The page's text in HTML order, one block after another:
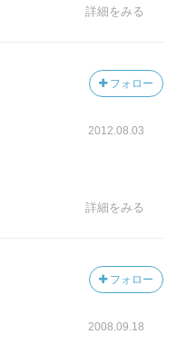
詳細をみる
フォロー
2012.08.03
詳細をみる
フォロー
2008.09.18